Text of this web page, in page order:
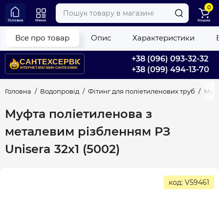
+38 (096) 093-32-32
+38 (099) 494-13-70
Головна Меню
0
Кошик
Головна Водопровід Фітинг для поліетиленових труб
Муфта поліетиленова з
металевим різбленням РЗ
Unisera 32х1 (5002)
Все про товар Опис Характеристики
код: V59461